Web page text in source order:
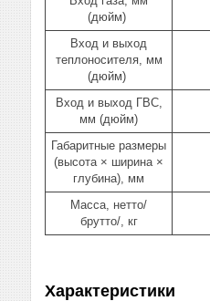
(дюйм)
Вход и выход
теплоносителя, мм
(дюйм)
Вход и выход ГВС,
мм (дюйм)
Габаритные размеры
(высота × ширина ×
глубина), мм
Масса, нетто/
брутто/, кг
Характеристики